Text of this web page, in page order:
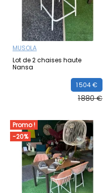
MUSOLA
Lot de 2 chaises haute
Nansa
1 504 €
1 880 €
Promo !
-20%